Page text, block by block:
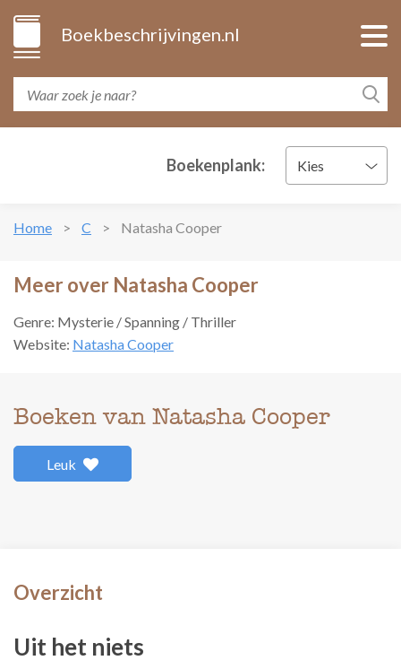
Boekbeschrijvingen.nl
Boekenplank: Kies
Home C Natasha Cooper
Meer over Natasha Cooper
Genre: Mysterie / Spanning / Thriller
Website: Natasha Cooper
Boeken van Natasha Cooper
Leuk
Overzicht
Uit het niets